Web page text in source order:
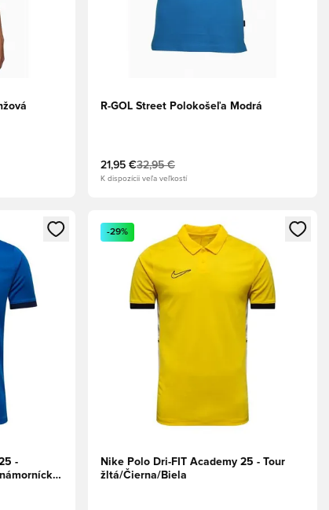
R-GOL Street Polokošeľa Modrá
21,95 €32,95 €
K dispozícii veľa veľkostí
alebo registráciu ako člen
-
Otvorí modál na prihlásenie alebo
-29%
Nike Polo Dri-FIT Academy 25 - Tour
žltá/Čierna/Biela